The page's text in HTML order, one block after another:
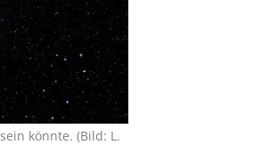
könnte. (Bild: L.